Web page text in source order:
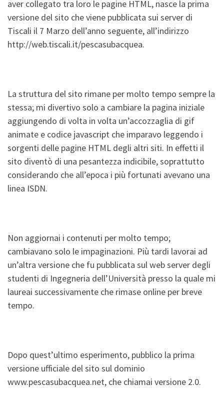
aver collegato tra loro le pagine HTML, nasce la prima
versione del sito che viene pubblicata sui server di
Tiscali il 7 Marzo dell’anno seguente, all’indirizzo
http://web.tiscali.it/pescasubacquea.
La struttura del sito rimane per molto tempo sempre la
stessa; mi divertivo solo a cambiare la pagina iniziale
aggiungendo di volta in volta un’accozzaglia di gif
animate e codice javascript che imparavo leggendo i
sorgenti delle pagine HTML degli altri siti. In effetti il
sito diventò di una pesantezza indicibile, soprattutto
considerando che all’epoca i più fortunati avevano una
linea ISDN.
Non aggiornai i contenuti per molto tempo;
cambiavano solo le impaginazioni. Più tardi lavorai ad
un’altra versione che fu pubblicata sul web server degli
studenti di Ingegneria dell’Università presso la quale mi
laureai successivamente che rimase online per breve
tempo.
Dopo quest’ultimo esperimento, pubblico la prima
versione ufficiale del sito sul dominio
www.pescasubacquea.net, che chiamai versione 2.0.